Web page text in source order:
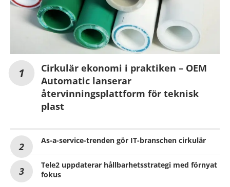
Cirkulär ekonomi i praktiken – OEM
Automatic lanserar
återvinningsplattform för teknisk
plast
As-a-service-trenden gör IT-branschen cirkulär
Tele2 uppdaterar hållbarhetsstrategi med förnyat
fokus